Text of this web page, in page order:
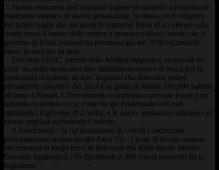
Nissan realizzerà nell’impianto inglese un modello a propulsione
totalmente elettrica di nuova generazione, in linea con le esigenze
del futuro legate alle decisioni di numerosi Paesi di accelerare sulla
strada verso il bando delle vetture a benzina e diesel: bando che il
governo di Boris Johnson ha promesso già dal 2030 sui modelli
nuovi in anticipo su tutti.
Envision AESC, partner della holding nipponica, realizzerà da
parte sua nella stessa area uno stabilimento nuovo di zecca per la
produzioni di batterie ad hoc: impianto che dovrebbe essere
pienamente operativo dal 2024 e in grado di fornire 100.000 batterie
all’anno a Nissan. L’investimento complessivo previsto è pari a un
miliardo di sterline circa, come ha già evidenziato con toni
entusiastici il governo di Londra, e le nuove assunzioni saliranno ad
alcune migliaia includendo l’indotto.
A Sunderland – la cui produzione di veicoli è indirizzata
principalmente al mercato dei Paesi Ue – i posti di lavoro saranno
incrementati in tempi brevi di 909 unità dai 4500 attuali. Mentre
Envision aggiungerà 750 dipendenti ai 300 che al momento ha in
Inghilterra.